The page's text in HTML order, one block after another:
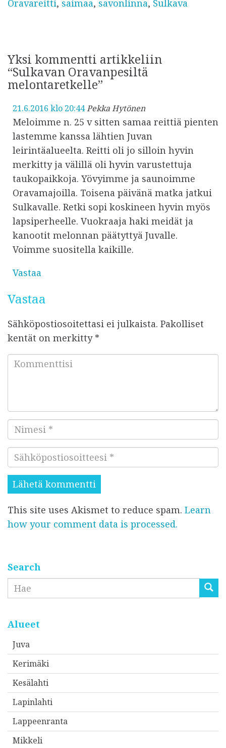
s
Oravareitti, saimaa, savonlinna, Sulkava
Yksi kommentti artikkeliin
“Sulkavan Oravanpesiltä
melontaretkelle”
21.6.2016 klo 20:44Pekka Hytönen
Meloimme n. 25 v sitten samaa reittiä pienten
lastemme kanssa lähtien Juvan
leirintäalueelta. Reitti oli jo silloin hyvin
merkitty ja välillä oli hyvin varustettuja
taukopaikkoja. Yövyimme ja saunoimme
Oravamajoilla. Toisena päivänä matka jatkui
Sulkavalle. Retki sopi koskineen hyvin myös
lapsiperheelle. Vuokraaja haki meidät ja
kanootit melonnan päätyttyä Juvalle.
Voimme suositella kaikille.
Vastaa
Vastaa
Sähköpostiosoitettasi ei julkaista. Pakolliset
kentät on merkitty *
e
t
i
*
i
m
e
i
*
ä
h
k
ö
p
t
i
o
o
t
e
This site uses Akismet to reduce spam. Learn
how your comment data is processed.
Search
Etsi
Alueet
Juva
Kerimäki
Kesälahti
Lapinlahti
Lappeenranta
Mikkeli